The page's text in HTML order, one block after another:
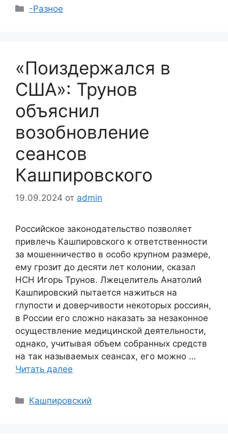
Рубрики
-Разное
«Поиздержался в
США»: Трунов
объяснил
возобновление
сеансов
Кашпировского
19.09.2024 от admin
Российское законодательство позволяет
привлечь Кашпировского к ответственности
за мошенничество в особо крупном размере,
ему грозит до десяти лет колонии, сказал
НСН Игорь Трунов. Лжецелитель Анатолий
Кашпировский пытается нажиться на
глупости и доверчивости некоторых россиян,
в России его сложно наказать за незаконное
осуществление медицинской деятельности,
однако, учитывая объем собранных средств
на так называемых сеансах, его можно …
Читать далее
Рубрики
Кашпировский